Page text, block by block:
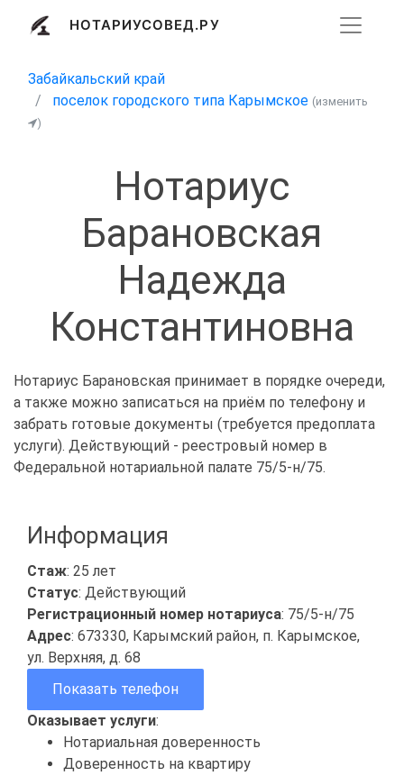
НОТАРИУСОВЕД.РУ
Забайкальский край
поселок городского типа Карымское (изменить
)
Нотариус
Барановская
Надежда
Константиновна
Нотариус Барановская принимает в порядке очереди,
а также можно записаться на приём по телефону и
забрать готовые документы (требуется предоплата
услуги). Действующий - реестровый номер в
Федеральной нотариальной палате 75/5-н/75.
Информация
Стаж: 25 лет
Статус: Действующий
Регистрационный номер нотариуса: 75/5-н/75
Адрес: 673330, Карымский район, п. Карымское,
ул. Верхняя, д. 68
Показать телефон
Оказывает услуги:
Нотариальная доверенность
Доверенность на квартиру